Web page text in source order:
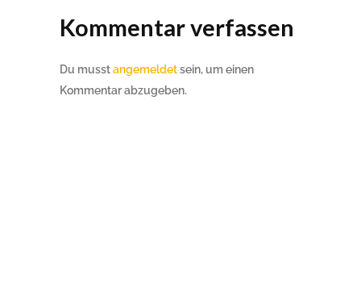
Kommentar verfassen
Du musstangemeldetsein, um einen
Kommentar abzugeben.